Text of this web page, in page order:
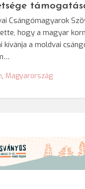
Csángómagyarok
hogy a magyar
kívánja a moldvai
, Magyarország